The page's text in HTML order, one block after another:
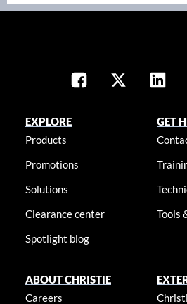
EXPLORE
Products
Promotions
Solutions
Clearance center
Spotlight blog
GET
Tools
ABOUT CHRISTIE
Careers